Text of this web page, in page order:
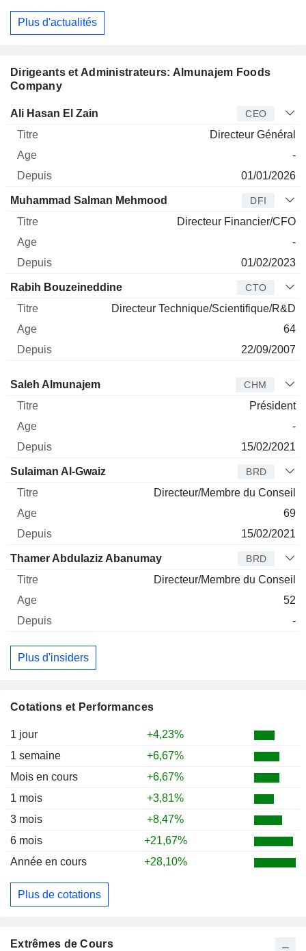
Plus d'actualités
Cotations et Performances
1 jour
+4,23%
1 semaine
+6,67%
Mois en cours
+6,67%
1 mois
+3,81%
3 mois
+8,47%
6 mois
+21,67%
Année en cours
+28,10%
Plus de cotations
Extrêmes de Cours
Dirigeants et Administrateurs: Almunajem Foods
Company
Dirigeant Titre Age
Ali Hasan El Zain CEO
Directeur Général
-
01/01/2026
Muhammad Salman Mehmood DFI
Directeur Financier/CFO
-
01/02/2023
Rabih Bouzeineddine CTO
Directeur Technique/Scientifique/R&D
64
22/09/2007
Administrateur Titre
Saleh Almunajem CHM
Président
-
15/02/2021
Sulaiman Al-Gwaiz BRD
Directeur/Membre du Conseil
69
15/02/2021
Thamer Abdulaziz Abanumay BRD
Directeur/Membre du Conseil
52
-
Plus d'insiders